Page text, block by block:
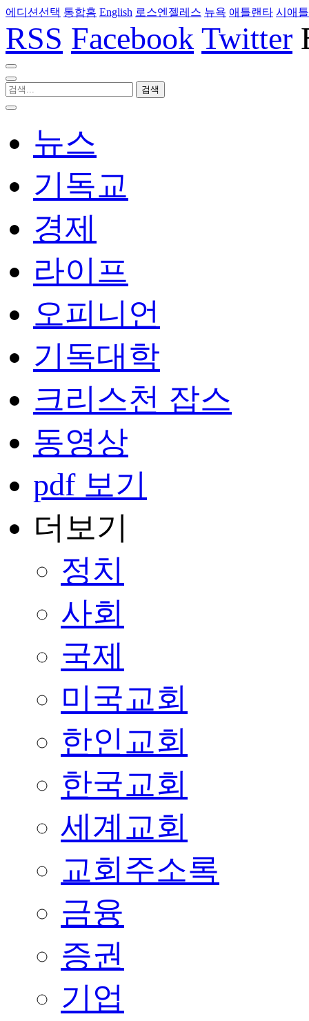
에디션선택 통합홈 English 로스엔젤레스 뉴욕 애틀랜타 시애틀
RSS Facebook Twitter
뉴스
기독교
경제
라이프
오피니언
기독대학
크리스천 잡스
동영상
pdf 보기
더보기
정치
사회
국제
미국교회
한인교회
한국교회
세계교회
교회주소록
금융
증권
기업